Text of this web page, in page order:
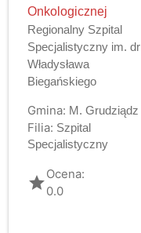
Onkologicznej
Regionalny Szpital
Specjalistyczny im. dr
Władysława
Biegańskiego
Gmina: M. Grudziądz
Filia: Szpital
Specjalistyczny
gradeOcena:
0.0